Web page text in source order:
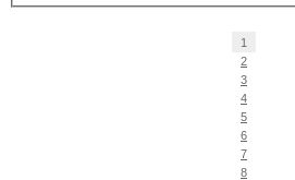
1
2
3
4
5
6
7
8